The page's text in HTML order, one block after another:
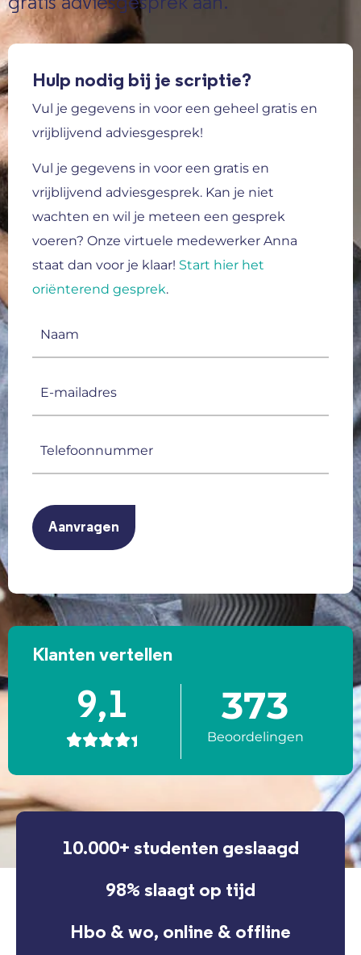
Hulp nodig bij je scriptie?
Vul je gegevens in voor een geheel gratis en
vrijblijvend adviesgesprek!
Vul je gegevens in voor een gratis en
vrijblijvend adviesgesprek. Kan je niet
wachten en wil je meteen een gesprek
voeren? Onze virtuele medewerker Anna
staat dan voor je klaar! Start hier het
oriënterend gesprek.
Klanten vertellen
9,1

373
Beoordelingen
10.000+ studenten geslaagd
98% slaagt op tijd
Hbo & wo, online & offline